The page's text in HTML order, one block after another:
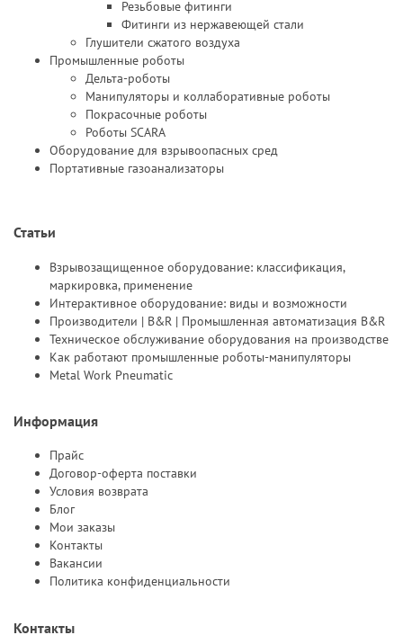
Резьбовые фитинги
Фитинги из нержавеющей стали
Глушители сжатого воздуха
Промышленные роботы
Дельта-роботы
Манипуляторы и коллаборативные роботы
Покрасочные роботы
Роботы SCARA
Оборудование для взрывоопасных сред
Портативные газоанализаторы
Статьи
Взрывозащищенное оборудование: классификация,
маркировка, применение
Интерактивное оборудование: виды и возможности
Производители | B&R | Промышленная автоматизация B&R
Техническое обслуживание оборудования на производстве
Как работают промышленные роботы-манипуляторы
Metal Work Pneumatic
Информация
Прайс
Договор-оферта поставки
Условия возврата
Блог
Мои заказы
Контакты
Вакансии
Политика конфиденциальности
Контакты